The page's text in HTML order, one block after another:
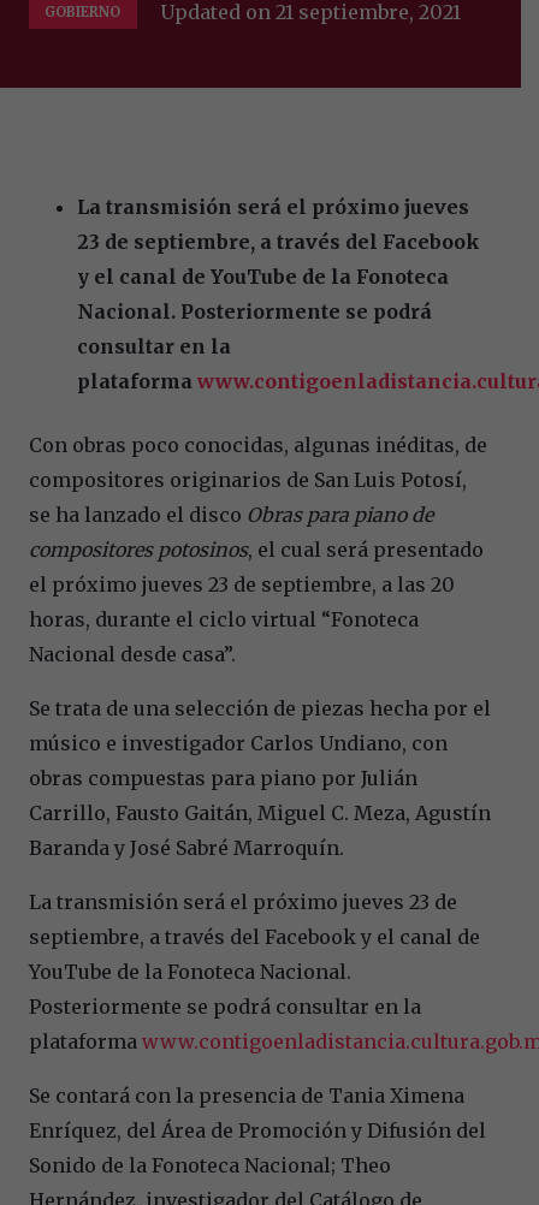
GOBIERNO Updated on21 septiembre, 2021
La transmisión será el próximo jueves
23 de septiembre, a través del Facebook
y el canal de YouTube de la Fonoteca
Nacional. Posteriormente se podrá
consultar en la
plataforma
Con obras poco conocidas, algunas inéditas, de
compositores originarios de San Luis Potosí,
se ha lanzado el disco Obras para piano de
compositores potosinos, el cual será presentado
el próximo jueves 23 de septiembre, a las 20
horas, durante el ciclo virtual “Fonoteca
Nacional desde casa”.
Se trata de una selección de piezas hecha por el
músico e investigador Carlos Undiano, con
obras compuestas para piano por Julián
Carrillo, Fausto Gaitán, Miguel C. Meza, Agustín
Baranda y José Sabré Marroquín.
La transmisión será el próximo jueves 23 de
septiembre, a través del Facebook y el canal de
YouTube de la Fonoteca Nacional.
Posteriormente se podrá consultar en la
plataforma
Se contará con la presencia de Tania Ximena
Enríquez, del Área de Promoción y Difusión del
Sonido de la Fonoteca Nacional; Theo
Hernández, investigador del Catálogo de